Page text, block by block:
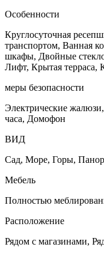
Особенности
Круглосуточная
транспортом, Ванная
шкафы, Двойные
Лифт, Крытая терраса,
меры безопасности
Электрические
часа, Домофон
ВИД
Сад, Море, Горы,
Мебель
Полностью
Расположение
Рядом с магазинами,